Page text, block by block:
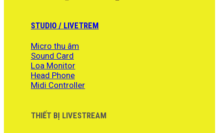
4.610.000 ₫.
STUDIO / LIVETREM
Micro thu âm
Sound Card
Loa Monitor
Head Phone
Midi Controller
THIẾT BỊ LIVESTREAM